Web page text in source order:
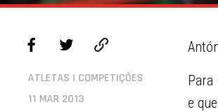
ATLETAS | COMPETIÇÕES
11 MAR 2013
e